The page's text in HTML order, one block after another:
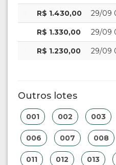
R$ 1.430,00 29/09
R$ 1.330,00 29/09
R$ 1.230,00 29/09
Outros lotes
001 002 003
006 007 008
011 012 013